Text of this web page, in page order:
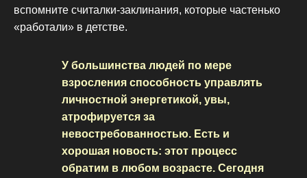
вспомните считалки-заклинания, которые частенько
«работали» в детстве.
У большинства людей по мере
взросления способность управлять
личностной энергетикой, увы,
атрофируется за
невостребованностью. Есть и
хорошая новость: этот процесс
обратим в любом возрасте. Сегодня